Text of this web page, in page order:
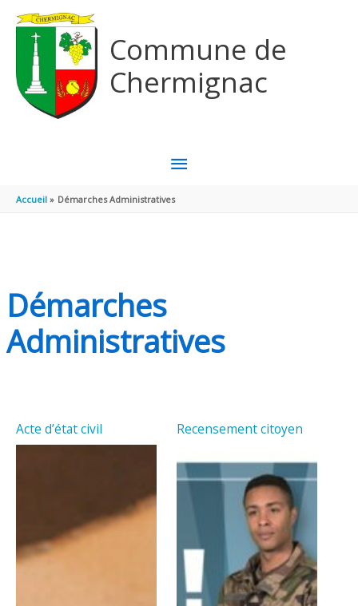
Commune de
Chermignac
MENU
PRINCIPAL
Accueil Démarches Administratives
Démarches
Administratives
Acte d’état civil Recensement citoyen